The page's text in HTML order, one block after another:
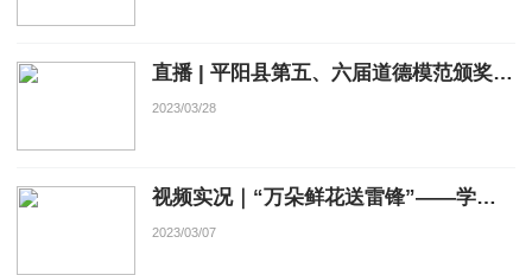
直播 | 平阳县第五、六届道德模范颁奖典礼
2023/03/28
视频实况｜“万朵鲜花送雷锋”——学雷锋志愿服务主题月启动仪式
2023/03/07